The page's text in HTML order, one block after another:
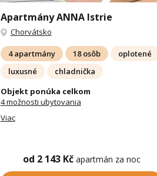
Apartmány ANNA Istrie
Chorvátsko
4 apartmány 18 osôb
oplotené
luxusné
chladnička
Objekt ponúka celkom
4 možnosti ubytovania
Viac
od 2 143 Kč apartmán za noc